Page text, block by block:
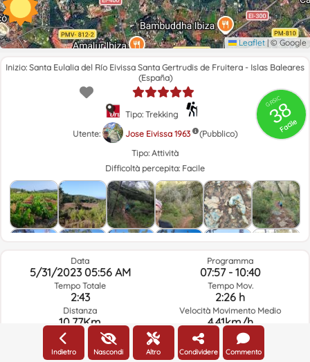
Leaflet | © Google
GRSIC
38
Facile
Inizio: Santa Eulalia del Río Eivissa Santa Gertrudis de Fruitera - Islas Baleares
(España)
Tipo: Trekking
Utente:
Jose Eivissa 1963
(Pubblico)
Tipo: Attività
Difficoltà percepita: Facile
Data
5/31/2023 05:56 AM
Tempo Totale
2:43
Distanza
10.77Km
Guadagno di quota
256.8m
Programma
07:57 - 10:40
Tempo Mov.
2:26 h
Velocità Movimento Medio
4.41km/h
Elev. Perdita.
258.9m
Indietro Nascondi Altro Condividere Commento